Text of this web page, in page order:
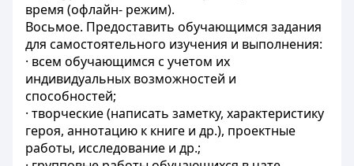
время (офлайн- режим).
Восьмое. Предоставить обучающимся задания
для самостоятельного изучения и выполнения:
· всем обучающимся с учетом их
индивидуальных возможностей и
способностей;
· творческие (написать заметку, характеристику
героя, аннотацию к книге и др.), проектные
работы, исследование и др.;